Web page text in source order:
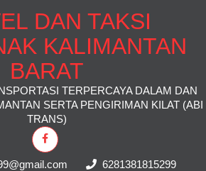
DAN TAKSI
KALIMANTAN
BARAT
TERPERCAYA DALAM DAN
SERTA PENGIRIMAN KILAT (ABI
TRANS)
6281381815299